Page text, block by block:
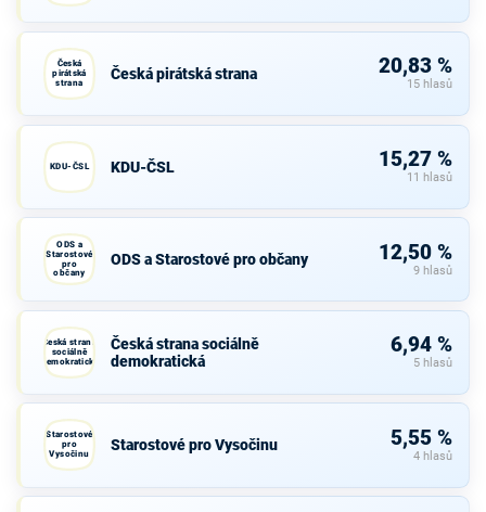
Česká
pirátská
strana
Česká pirátská strana 20,83 %
15 hlasů
KDU-ČSL KDU-ČSL 15,27 %
11 hlasů
ODS a
Starostové
pro
občany
ODS a Starostové pro občany 12,50 %
9 hlasů
Česká strana
sociálně
demokratická
Česká strana sociálně
demokratická
6,94 %
5 hlasů
Starostové
pro
Vysočinu
Starostové pro Vysočinu 5,55 %
4 hlasů